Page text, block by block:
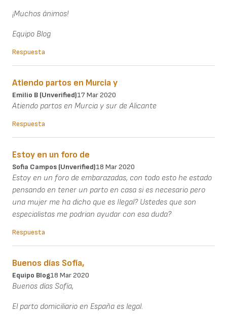
¡Muchos ánimos!
Equipo Blog
Respuesta
Atiendo partos en Murcia y
Emilio B (unverified)17 Mar 2020
Atiendo partos en Murcia y sur de Alicante
Respuesta
Estoy en un foro de
Sofia Campos (unverified)18 Mar 2020
Estoy en un foro de embarazadas, con todo esto he estado
pensando en tener un parto en casa si es necesario pero
una mujer me ha dicho que es Ilegal? Ustedes que son
especialistas me podrian ayudar con esa duda?
Respuesta
Buenos días Sofía,
Equipo Blog18 Mar 2020
Buenos días Sofía,
El parto domiciliario en España es legal.